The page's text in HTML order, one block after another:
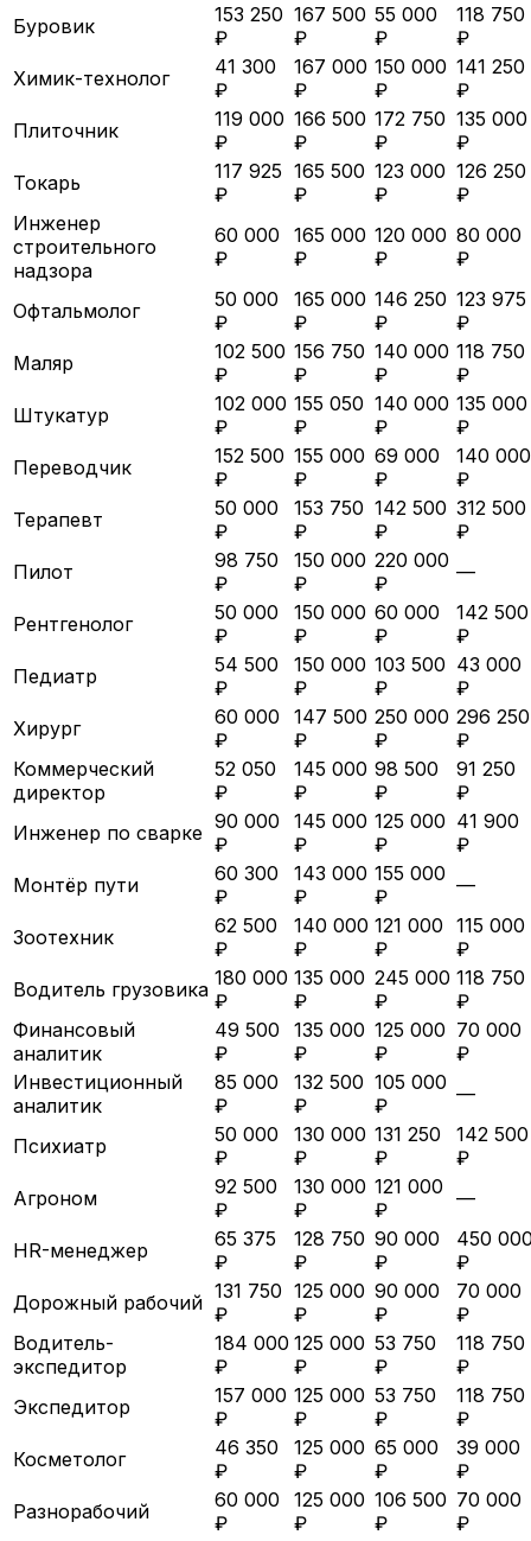
Буровик
153 250
₽
167 500
₽
55 000
₽
118 750
₽
Химик-технолог
41 300
₽
167 000
₽
150 000
₽
141 250
₽
Плиточник
119 000
₽
166 500
₽
172 750
₽
135 000
₽
Токарь
117 925
₽
165 500
₽
123 000
₽
126 250
₽
Инженер
строительного
надзора
60 000
₽
165 000
₽
120 000
₽
80 000
₽
Офтальмолог
50 000
₽
165 000
₽
146 250
₽
123 975
₽
Маляр
102 500
₽
156 750
₽
140 000
₽
118 750
₽
Штукатур
102 000
₽
155 050
₽
140 000
₽
135 000
₽
Переводчик
152 500
₽
155 000
₽
69 000
₽
140 000
₽
Терапевт
50 000
₽
153 750
₽
142 500
₽
312 500
₽
Пилот
98 750
₽
150 000
₽
220 000
₽
—
Рентгенолог
50 000
₽
150 000
₽
60 000
₽
142 500
₽
Педиатр
54 500
₽
150 000
₽
103 500
₽
43 000
₽
Хирург
60 000
₽
147 500
₽
250 000
₽
296 250
₽
Коммерческий
директор
52 050
₽
145 000
₽
98 500
₽
91 250
₽
Инженер по сварке 90 000
₽
145 000
₽
125 000
₽
41 900
₽
Монтёр пути
60 300
₽
143 000
₽
155 000
₽
—
Зоотехник
62 500
₽
140 000
₽
121 000
₽
115 000
₽
Водитель грузовика 180 000
₽
135 000
₽
245 000
₽
118 750
₽
Финансовый
аналитик
49 500
₽
135 000
₽
125 000
₽
70 000
₽
Инвестиционный
аналитик
85 000
₽
132 500
₽
105 000
₽
—
Психиатр
50 000
₽
130 000
₽
131 250
₽
142 500
₽
Агроном
92 500
₽
130 000
₽
121 000
₽
—
HR-менеджер
65 375
₽
128 750
₽
90 000
₽
450
₽
Дорожный рабочий 131 750
₽
125 000
₽
90 000
₽
70 000
₽
Водитель-
экспедитор
184 000
₽
125 000
₽
53 750
₽
118 750
₽
Экспедитор
157 000
₽
125 000
₽
53 750
₽
118 750
₽
Косметолог
46 350
₽
125 000
₽
65 000
₽
39 000
₽
Разнорабочий
60 000
₽
125 000
₽
106 500
₽
70 000
₽